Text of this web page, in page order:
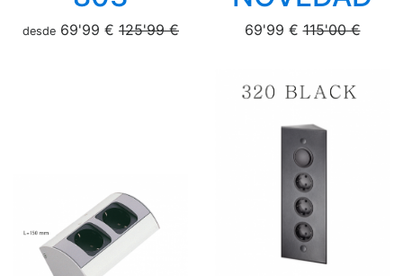
desde 69'99 € 125'99 € 69'99 €115'00 €